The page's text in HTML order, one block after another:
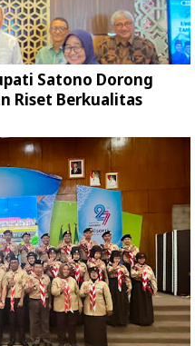
Satono Dorong
Riset Berkualitas